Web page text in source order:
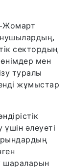
Жомарт
сектордың
мен
туралы
жұмыстар
әлеуеті
шараларын